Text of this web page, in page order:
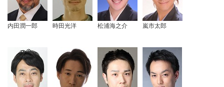
内田潤一郎 時田光洋 松浦海之介 嵐市太郎